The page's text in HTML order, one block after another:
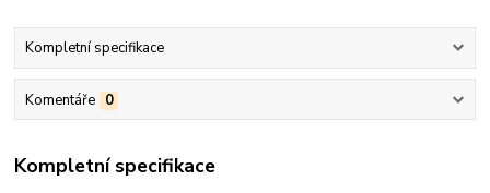
Kompletní specifikace
Komentáře 0
Kompletní specifikace